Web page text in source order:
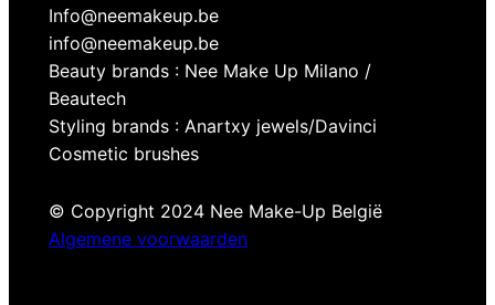
Info@neemakeup.be
info@neemakeup.be
Beauty brands : Nee Make Up Milano /
Beautech
Styling brands : Anartxy jewels/Davinci
Cosmetic brushes
© Copyright 2024 Nee Make-Up België
Algemene voorwaarden